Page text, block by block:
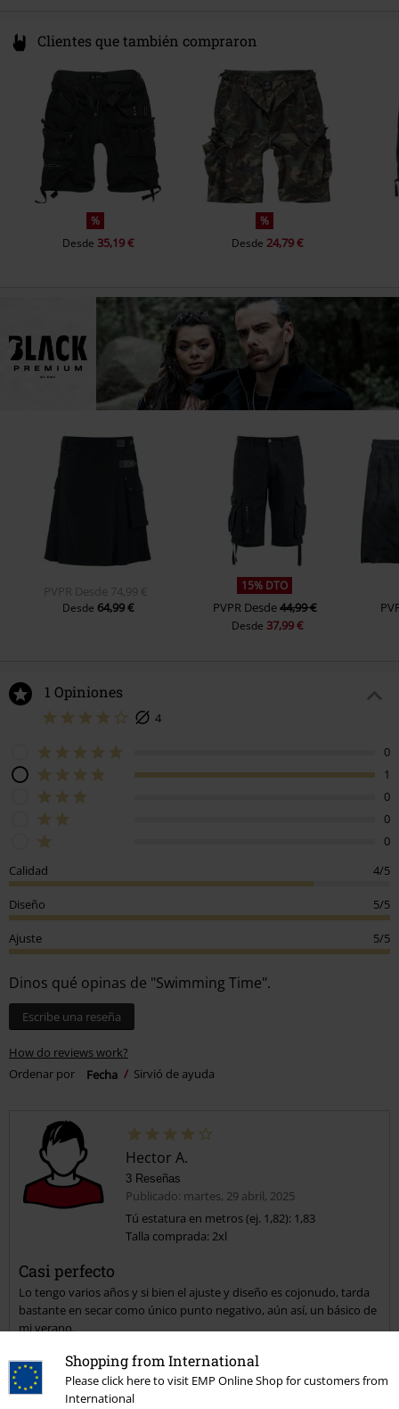
Shopping from International
Please click here to visit EMP Online Shop for customers from
International
Clientes que también compraron
%
Desde 35,19 €
%
Desde 24,79 €
PVPR Desde 74,99 €
Desde 64,99 €
15% DTO
PVPR Desde44,99 €
Desde 37,99 €
1 Opiniones
4
0
1
0
0
0
Calidad
4/5
Diseño 5/5
Ajuste 5/5
Dinos qué opinas de "Swimming Time".
Escribe una reseña
How do reviews work?
Ordenar por
Fecha Sirvió de ayuda
Hector A.
3 Reseñas
Publicado: martes, 29 abril, 2025
Tú estatura en metros (ej. 1,82): 1,83
Talla comprada: 2xl
Casi perfecto
Lo tengo varios años y si bien el ajuste y diseño es cojonudo, tarda
bastante en secar como único punto negativo, aún así, un básico de
mi verano.